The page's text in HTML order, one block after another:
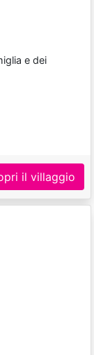
e dei
il villaggio